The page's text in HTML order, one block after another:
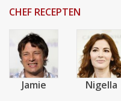
CHEF RECEPTEN
Jamie Nigella